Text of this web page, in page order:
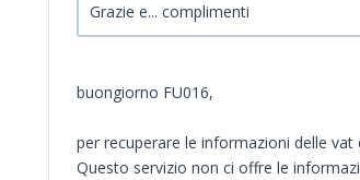
Grazie e... complimenti
buongiorno FU016,
per recuperare le informazioni delle vat
Questo servizio non ci offre le